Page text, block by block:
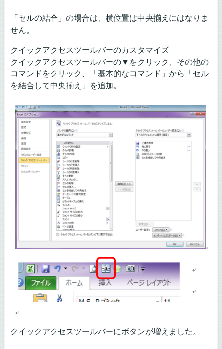
「セルの結合」の場合は、横位置は中央揃えにはなりま
せん。
クイックアクセスツールバーのカスタマイズ
クイックアクセスツールバーの▼をクリック、その他の
コマンドをクリック、「基本的なコマンド」から「セル
を結合して中央揃え」を追加。
クイックアクセスツールバーにボタンが増えました。